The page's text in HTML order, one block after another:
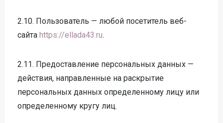
2.10. Пользователь — любой посетитель веб-
сайта https://ellada43.ru.
2.11. Предоставление персональных данных —
действия, направленные на раскрытие
персональных данных определенному лицу или
определенному кругу лиц.